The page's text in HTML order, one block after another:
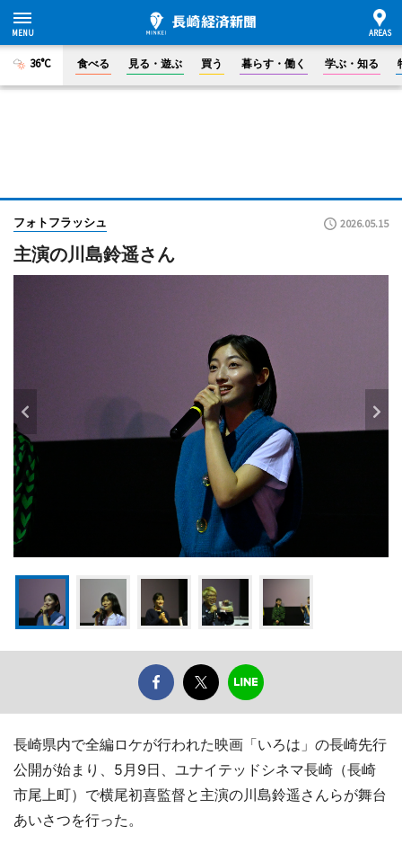
36°C 食べる 見る・遊ぶ 買う 暮らす・働く 学ぶ・知る
フォトフラッシュ 2026.05.15
主演の川島鈴遥さん
長崎県内で全編ロケが行われた映画「いろは」の長崎先行
公開が始まり、5月9日、ユナイテッドシネマ長崎（長崎
市尾上町）で横尾初喜監督と主演の川島鈴遥さんらが舞台
あいさつを行った。